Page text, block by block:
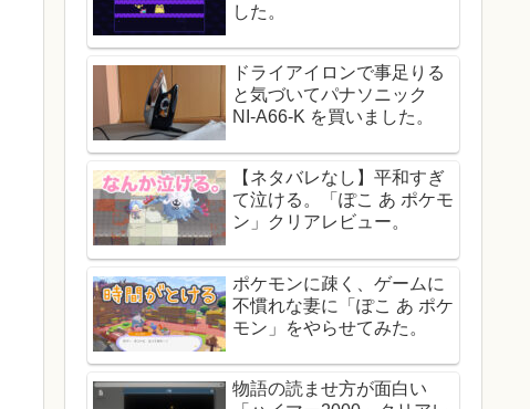
した。
ドライアイロンで事足りる
と気づいてパナソニック
NI-A66-K を買いました。
【ネタバレなし】平和すぎ
て泣ける。「ぽこ あ ポケモ
ン」クリアレビュー。
ポケモンに疎く、ゲームに
不慣れな妻に「ぽこ あ ポケ
モン」をやらせてみた。
物語の読ませ方が面白い